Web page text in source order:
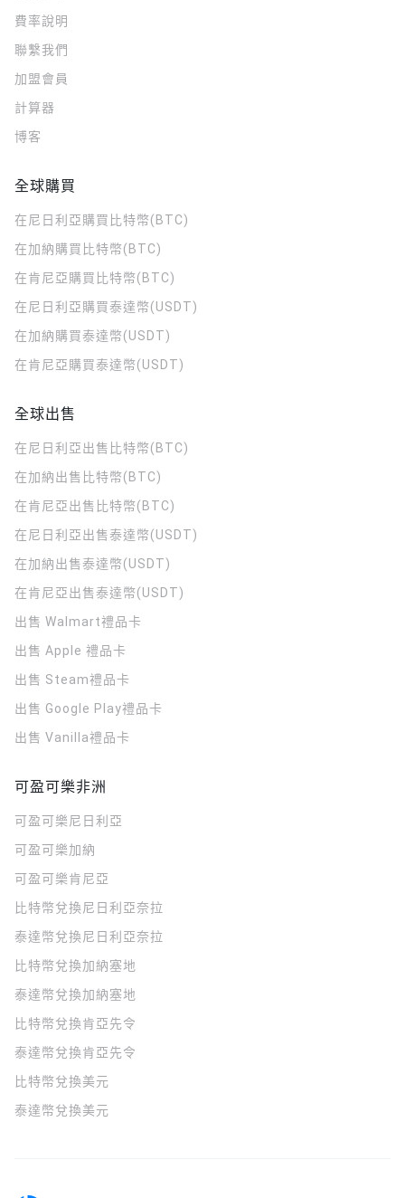
費率說明
聯繫我們
加盟會員
計算器
博客
全球購買
在尼日利亞購買比特幣(BTC)
在加納購買比特幣(BTC)
在肯尼亞購買比特幣(BTC)
在尼日利亞購買泰達幣(USDT)
在加納購買泰達幣(USDT)
在肯尼亞購買泰達幣(USDT)
全球出售
在尼日利亞出售比特幣(BTC)
在加納出售比特幣(BTC)
在肯尼亞出售比特幣(BTC)
在尼日利亞出售泰達幣(USDT)
在加納出售泰達幣(USDT)
在肯尼亞出售泰達幣(USDT)
出售 Walmart禮品卡
出售 Apple 禮品卡
出售 Steam禮品卡
出售 Google Play禮品卡
出售 Vanilla禮品卡
可盈可樂非洲
可盈可樂 尼日利亞
可盈可樂加納
可盈可樂肯尼亞
比特幣兌換尼日利亞奈拉
泰達幣兌換尼日利亞奈拉
比特幣兌換加納塞地
泰達幣兌換加納塞地
比特幣兌換肯亞先令
泰達幣兌換肯亞先令
比特幣兌換美元
泰達幣兌換美元